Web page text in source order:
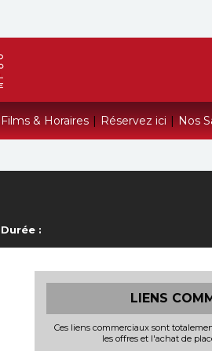
Films & Horaires | Réservez ici | Nos
Durée :
LIENS
Ces liens commerciaux sont
les offres et l'achat de